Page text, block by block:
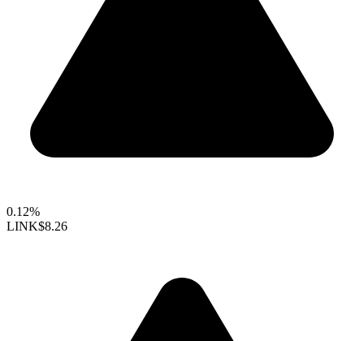
0.12%
LINK$8.26